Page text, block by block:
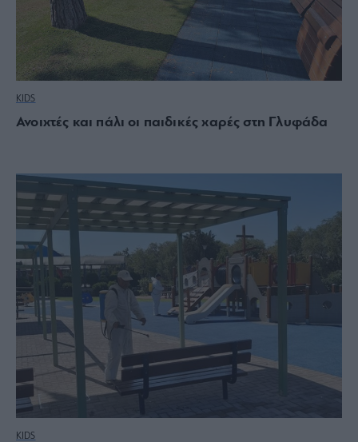
KIDS
Ανοιχτές και πάλι οι παιδικές χαρές στη Γλυφάδα
KIDS